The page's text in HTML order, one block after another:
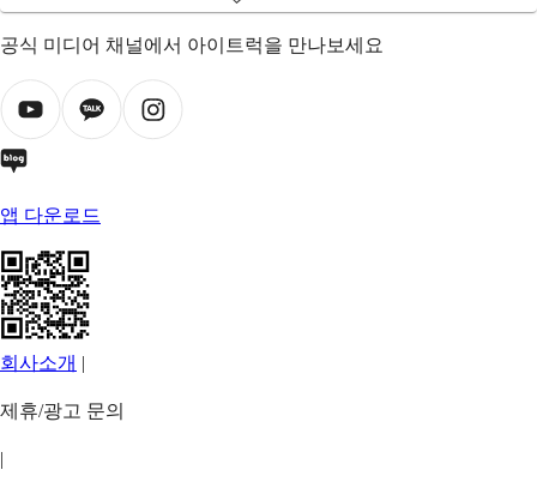
공식 미디어 채널에서 아이트럭을 만나보세요
앱 다운로드
회사소개 |
제휴/광고 문의
|